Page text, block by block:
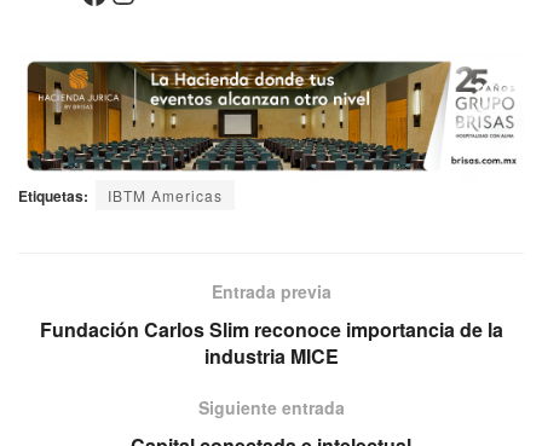
Etiquetas: IBTM Americas
Entrada previa
Fundación Carlos Slim reconoce importancia de la
industria MICE
Siguiente entrada